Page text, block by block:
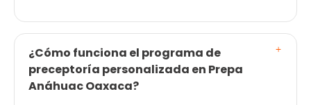
¿Cómo funciona el programa de
preceptoría personalizada en Prepa
Anáhuac Oaxaca?